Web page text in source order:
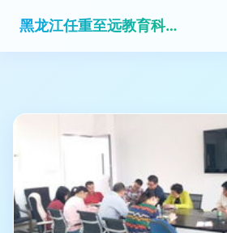
黑龙江任重至远教育科技有限公司